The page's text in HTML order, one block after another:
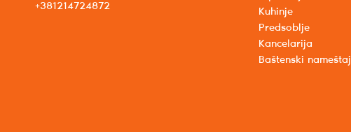
+381214724872
Kuhinje
Predsoblje
Kancelarija
Baštenski nameštaj